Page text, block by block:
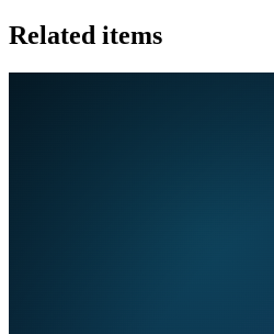
Related items